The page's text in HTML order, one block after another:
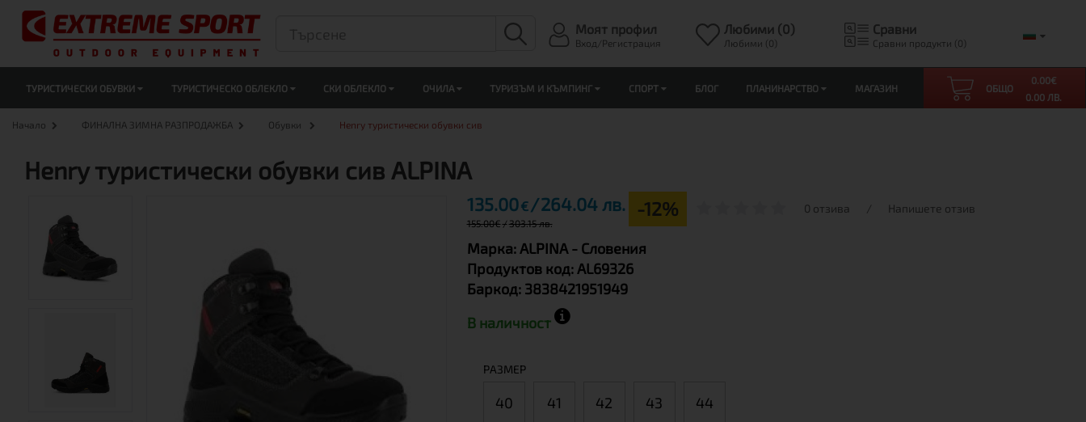
Моят профил
Вход/Регистрация
Любими (0)
Любими (0)
Сравни
Сравни продукти (0)
ТУРИСТИЧЕСКИ ОБУВКИ ТУРИСТИЧЕСКО ОБЛЕКЛО СКИ ОБЛЕКЛО ОЧИЛА ТУРИЗЪМ И КЪМПИНГ СПОРТ БЛОГ ПЛАНИНАРСТВО МАГАЗИН ОБЩО
0.00€
0.00 ЛВ.
Начало ФИНАЛНА ЗИМНА РАЗПРОДАЖБА Обувки Henry туристически обувки сив
Henry туристически обувки сив ALPINA
135.00€ 264.04 лв.
155.00€ 303.15 лв.
-12% 0 отзива / Напишете отзив
Марка: ALPINA - Словения
Продуктов код: AL69326
Баркод: 3838421951949
В наличност
РАЗМЕР
40 41 42 43 44